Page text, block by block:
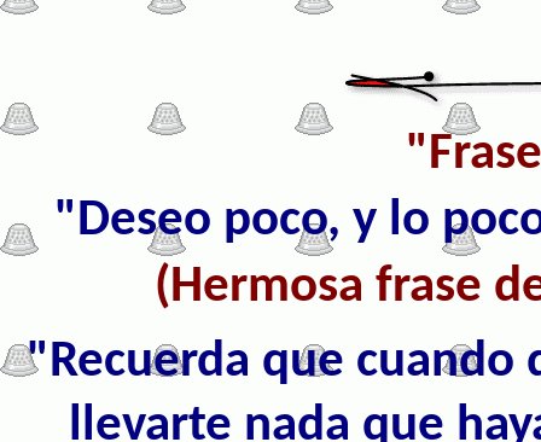
"Deseo poco, y lo
(Hermosa frase
"Recuerda que cuando
llevarte nada que